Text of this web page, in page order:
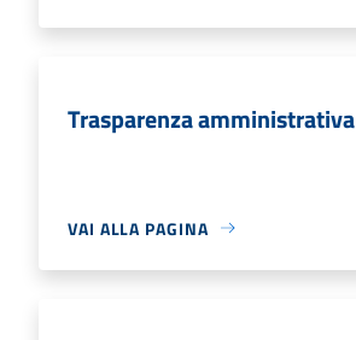
Trasparenza amministrativa
VAI ALLA PAGINA